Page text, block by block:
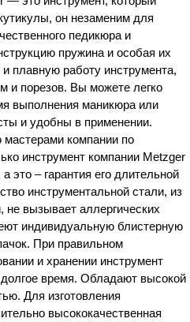
он незаменим для
педикюра и
пружина и особая их
плавную работу инструмента,
и порезов. Вы можете легко
выполнения маникюра или
и удобны в применении.
мастерами компании по
инструмент компании Metzger
это – гарантия его длительной
инструментальной стали, из
не вызывает аллергических
индивидуальную блистерную
При правильном
и хранении инструмент
время. Обладают высокой
Для изготовления
высококачественная